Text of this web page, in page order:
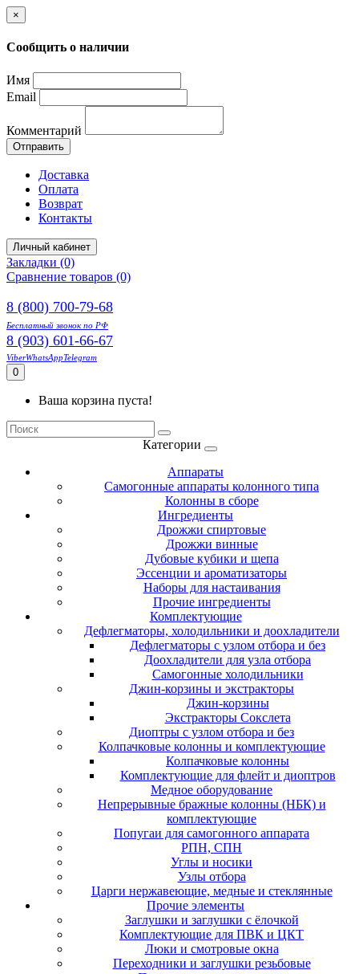
×
Сообщить о наличии
Имя
Email
Комментарий
Отправить
Доставка
Оплата
Возврат
Контакты
Личный кабинет
Закладки (0)
Сравнение товаров (0)
8 (800) 700-79-68
Бесплатный звонок по РФ
8 (903) 601-66-67
ViberWhatsAppTelegram
0
Ваша корзина пуста!
Категории
Аппараты
Самогонные аппараты колонного типа
Колонны в сборе
Ингредиенты
Дрожжи спиртовые
Дрожжи винные
Дубовые кубики и щепа
Эссенции и ароматизаторы
Наборы для настаивания
Прочие ингредиенты
Комплектующие
Дефлегматоры, холодильники и доохладители
Дефлегматоры с узлом отбора и без
Доохладители для узла отбора
Самогонные холодильники
Джин-корзины и экстракторы
Джин-корзины
Экстракторы Сокслета
Диоптры с узлом отбора и без
Колпачковые колонны и комплектующие
Колпачковые колонны
Комплектующие для флейт и диоптров
Медное оборудование
Непрерывные бражные колонны (НБК) и
комплектующие
Попугаи для самогонного аппарата
РПН, СПН
Углы и носики
Узлы отбора
Царги нержавеющие, медные и стеклянные
Прочие элементы
Заглушки и заглушки с ёлочкой
Комплектующие для ПВК и ЦКТ
Люки и смотровые окна
Переходники и заглушки резьбовые